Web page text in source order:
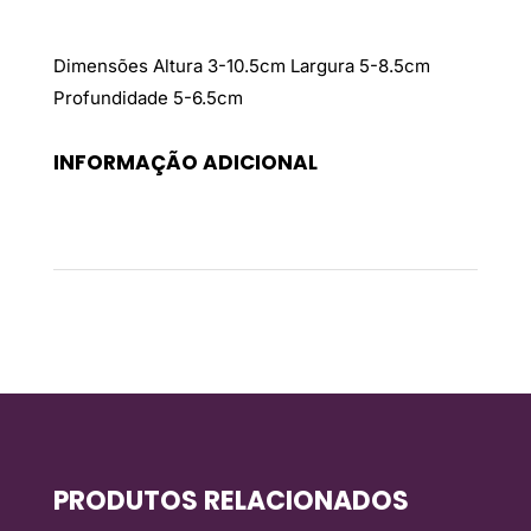
Dimensões Altura 3-10.5cm Largura 5-8.5cm
Profundidade 5-6.5cm
INFORMAÇÃO ADICIONAL
PRODUTOS RELACIONADOS